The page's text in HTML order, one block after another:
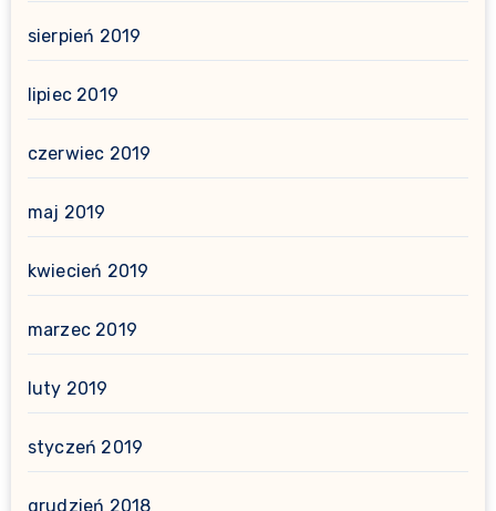
sierpień 2019
lipiec 2019
czerwiec 2019
maj 2019
kwiecień 2019
marzec 2019
luty 2019
styczeń 2019
grudzień 2018